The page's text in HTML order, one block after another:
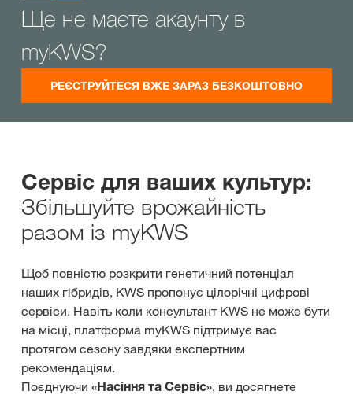
Ще не маєте акаунту в
myKWS?
РЕЄСТРУЙТЕСЯ ВЖЕ ЗАРАЗ БЕЗКОШТОВНО
Сервіс для ваших культур:
Збільшуйте врожайність
разом із myKWS
Щоб повністю розкрити генетичний потенціал
наших гібридів, KWS пропонує цілорічні цифрові
сервіси. Навіть коли консультант KWS не може бути
на місці, платформа myKWS підтримує вас
протягом сезону завдяки експертним
рекомендаціям.
Поєднуючи «Насіння та Сервіс», ви досягнете